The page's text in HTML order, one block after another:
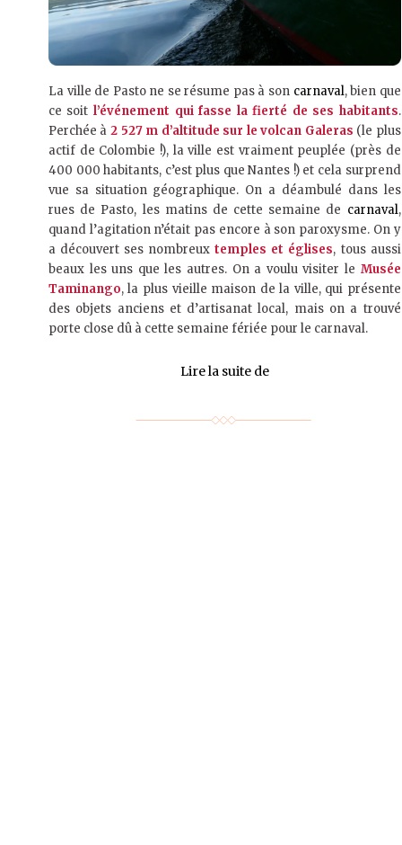
La ville de Pasto ne se résume pas à son carnaval, bien que
ce soitl’événement qui fasse la fierté de ses habitants.
Perchée à2 527 m d’altitude sur le volcan Galeras (le plus
actif de Colombie !), la ville est vraiment peuplée (près de
400 000 habitants, c’est plus que Nantes !) et cela surprend
vue sa situation géographique. On a déambulé dans les
rues de Pasto, les matins de cette semaine de carnaval,
quand l’agitation n’était pas encore à son paroxysme. On y
a découvert ses nombreuxtemples et églises, tous aussi
beaux les uns que les autres. On a voulu visiter le Musée
Taminango, la plus vieille maison de la ville, qui présente
des objets anciens et d’artisanat local, mais on a trouvé
porte close dû à cette semaine fériée pour le carnaval.
Lire la suite de